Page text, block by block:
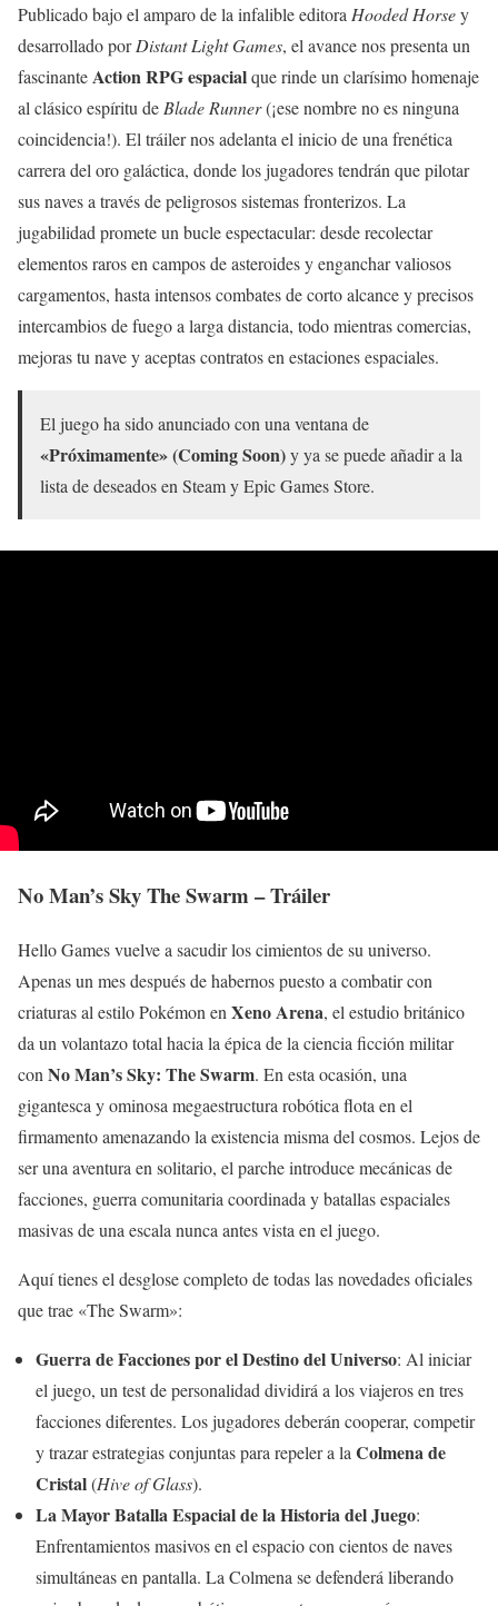
Publicado bajo el amparo de la infalible editora Hooded Horsey
desarrollado porDistant Light Games, el avance nos presenta un
fascinanteAction RPG espacialque rinde un clarísimo homenaje
al clásico espíritu de Blade Runner(¡ese nombre no es ninguna
coincidencia!). El tráiler nos adelanta el inicio de una frenética
carrera del oro galáctica, donde los jugadores tendrán que pilotar
sus naves a través de peligrosos sistemas fronterizos. La
jugabilidad promete un bucle espectacular: desde recolectar
elementos raros en campos de asteroides y enganchar valiosos
cargamentos, hasta intensos combates de corto alcance y precisos
intercambios de fuego a larga distancia, todo mientras comercias,
mejoras tu nave y aceptas contratos en estaciones espaciales.
El juego ha sido anunciado con una ventana de
«Próximamente» (Coming Soon)y ya se puede añadir a la
lista de deseados en Steam y Epic Games Store.
No Man’s Sky The Swarm – Tráiler
Hello Games vuelve a sacudir los cimientos de su universo.
Apenas un mes después de habernos puesto a combatir con
criaturas al estilo Pokémon en Xeno Arena, el estudio británico
da un volantazo total hacia la épica de la ciencia ficción militar
con No Man’s Sky: The Swarm. En esta ocasión, una
gigantesca y ominosa megaestructura robótica flota en el
firmamento amenazando la existencia misma del cosmos. Lejos de
ser una aventura en solitario, el parche introduce mecánicas de
facciones, guerra comunitaria coordinada y batallas espaciales
masivas de una escala nunca antes vista en el juego.
Aquí tienes el desglose completo de todas las novedades oficiales
que trae «The Swarm»:
Guerra de Facciones por el Destino del Universo: Al iniciar
el juego, un test de personalidad dividirá a los viajeros en tres
facciones diferentes. Los jugadores deberán cooperar, competir
y trazar estrategias conjuntas para repeler a la Colmena de
Cristal(Hive of Glass).
La Mayor Batalla Espacial de la Historia del Juego:
Enfrentamientos masivos en el espacio con cientos de naves
simultáneas en pantalla. La Colmena se defenderá liberando